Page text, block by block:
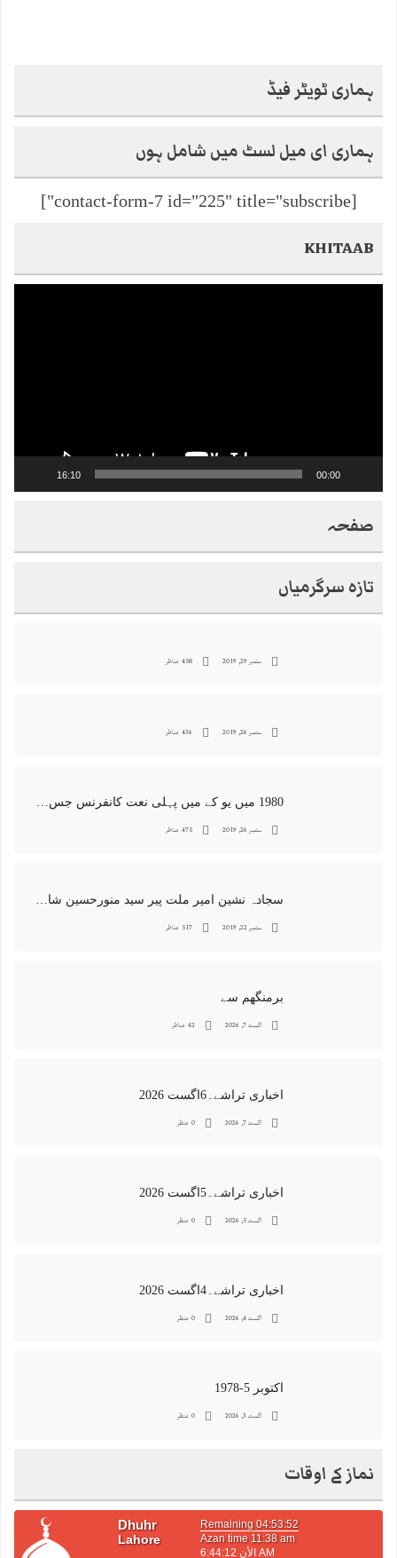
ہماری ٹویٹر فیڈ
ہماری ای میل لسٹ میں شامل ہوں
[contact-form-7 id="225" title="subscribe"]
KHITAAB
00:00
16:10
صفحہ
تازہ سرگرمیاں
ستمبر 29, 2019 458 مناظر
ستمبر 26, 2019 436 مناظر
ستمبر 26, 2019 475 مناظر
ستمبر 22, 2019 517 مناظر
برمنگھم سے
اگست 7, 2026 42 مناظر
اخباری تراشے۔6اگست 2026
اگست 7, 2026 0 منظر
اخباری تراشے۔5اگست 2026
اگست 5, 2026 0 منظر
اخباری تراشے۔4اگست 2026
اگست 4, 2026 0 منظر
اکتوبر 5-1978
اگست 3, 2026 0 منظر
نماز کے اوقات